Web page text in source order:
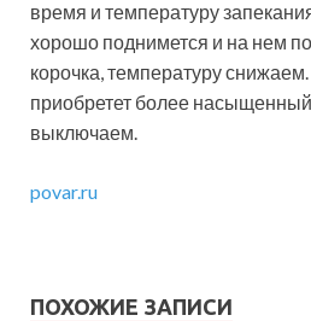
время и температуру
хорошо поднимется и на нем
корочка, температуру снижаем.
приобретет более насыщенный
выключаем.
povar.ru
ПОХОЖИЕ ЗАПИСИ